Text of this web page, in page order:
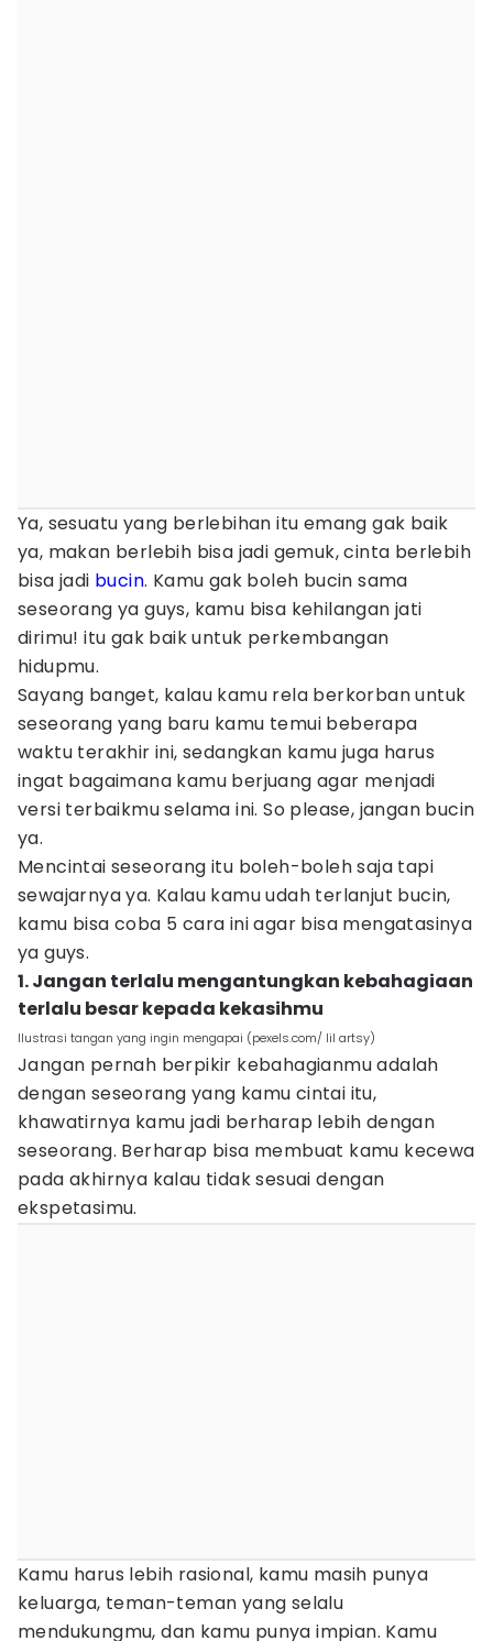
Ya, sesuatu yang berlebihan itu emang gak baik
ya, makan berlebih bisa jadi gemuk, cinta berlebih
bisa jadi bucin. Kamu gak boleh bucin sama
seseorang ya guys, kamu bisa kehilangan jati
dirimu! itu gak baik untuk perkembangan
hidupmu.
Sayang banget, kalau kamu rela berkorban untuk
seseorang yang baru kamu temui beberapa
waktu terakhir ini, sedangkan kamu juga harus
ingat bagaimana kamu berjuang agar menjadi
versi terbaikmu selama ini. So please, jangan bucin
ya.
Mencintai seseorang itu boleh-boleh saja tapi
sewajarnya ya. Kalau kamu udah terlanjut bucin,
kamu bisa coba 5 cara ini agar bisa mengatasinya
ya guys.
1. Jangan terlalu mengantungkan kebahagiaan
terlalu besar kepada kekasihmu
Ilustrasi tangan yang ingin mengapai (pexels.com/ lil artsy)
Jangan pernah berpikir kebahagianmu adalah
dengan seseorang yang kamu cintai itu,
khawatirnya kamu jadi berharap lebih dengan
seseorang. Berharap bisa membuat kamu kecewa
pada akhirnya kalau tidak sesuai dengan
ekspetasimu.
Kamu harus lebih rasional, kamu masih punya
keluarga, teman-teman yang selalu
mendukungmu, dan kamu punya impian. Kamu